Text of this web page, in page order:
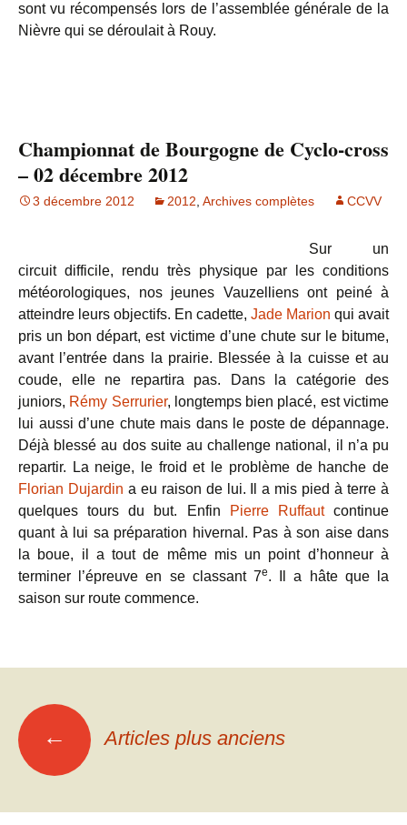
sont vu récompensés lors de l’assemblée générale de la
Nièvre qui se déroulait à Rouy.
Championnat de Bourgogne de Cyclo-cross
– 02 décembre 2012
3 décembre 2012 2012 Archives complètes CCVV
Sur un
circuit difficile, rendu très physique par les conditions
météorologiques, nos jeunes Vauzelliens ont peiné à
atteindre leurs objectifs. En cadette, Jade Marion qui avait
pris un bon départ, est victime d’une chute sur le bitume,
avant l’entrée dans la prairie. Blessée à la cuisse et au
coude, elle ne repartira pas. Dans la catégorie des
juniors, Rémy Serrurier, longtemps bien placé, est victime
lui aussi d’une chute mais dans le poste de dépannage.
Déjà blessé au dos suite au challenge national, il n’a pu
repartir. La neige, le froid et le problème de hanche de
Florian Dujardin a eu raison de lui. Il a mis pied à terre à
quelques tours du but. Enfin
Pierre Ruffautcontinue
quant à lui sa préparation hivernal. Pas à son aise dans
la boue, il a tout de même mis un point d’honneur à
terminer l’épreuve en se classant 7e. Il a hâte que la
saison sur route commence.
Navigation
des
← Articles plus anciens